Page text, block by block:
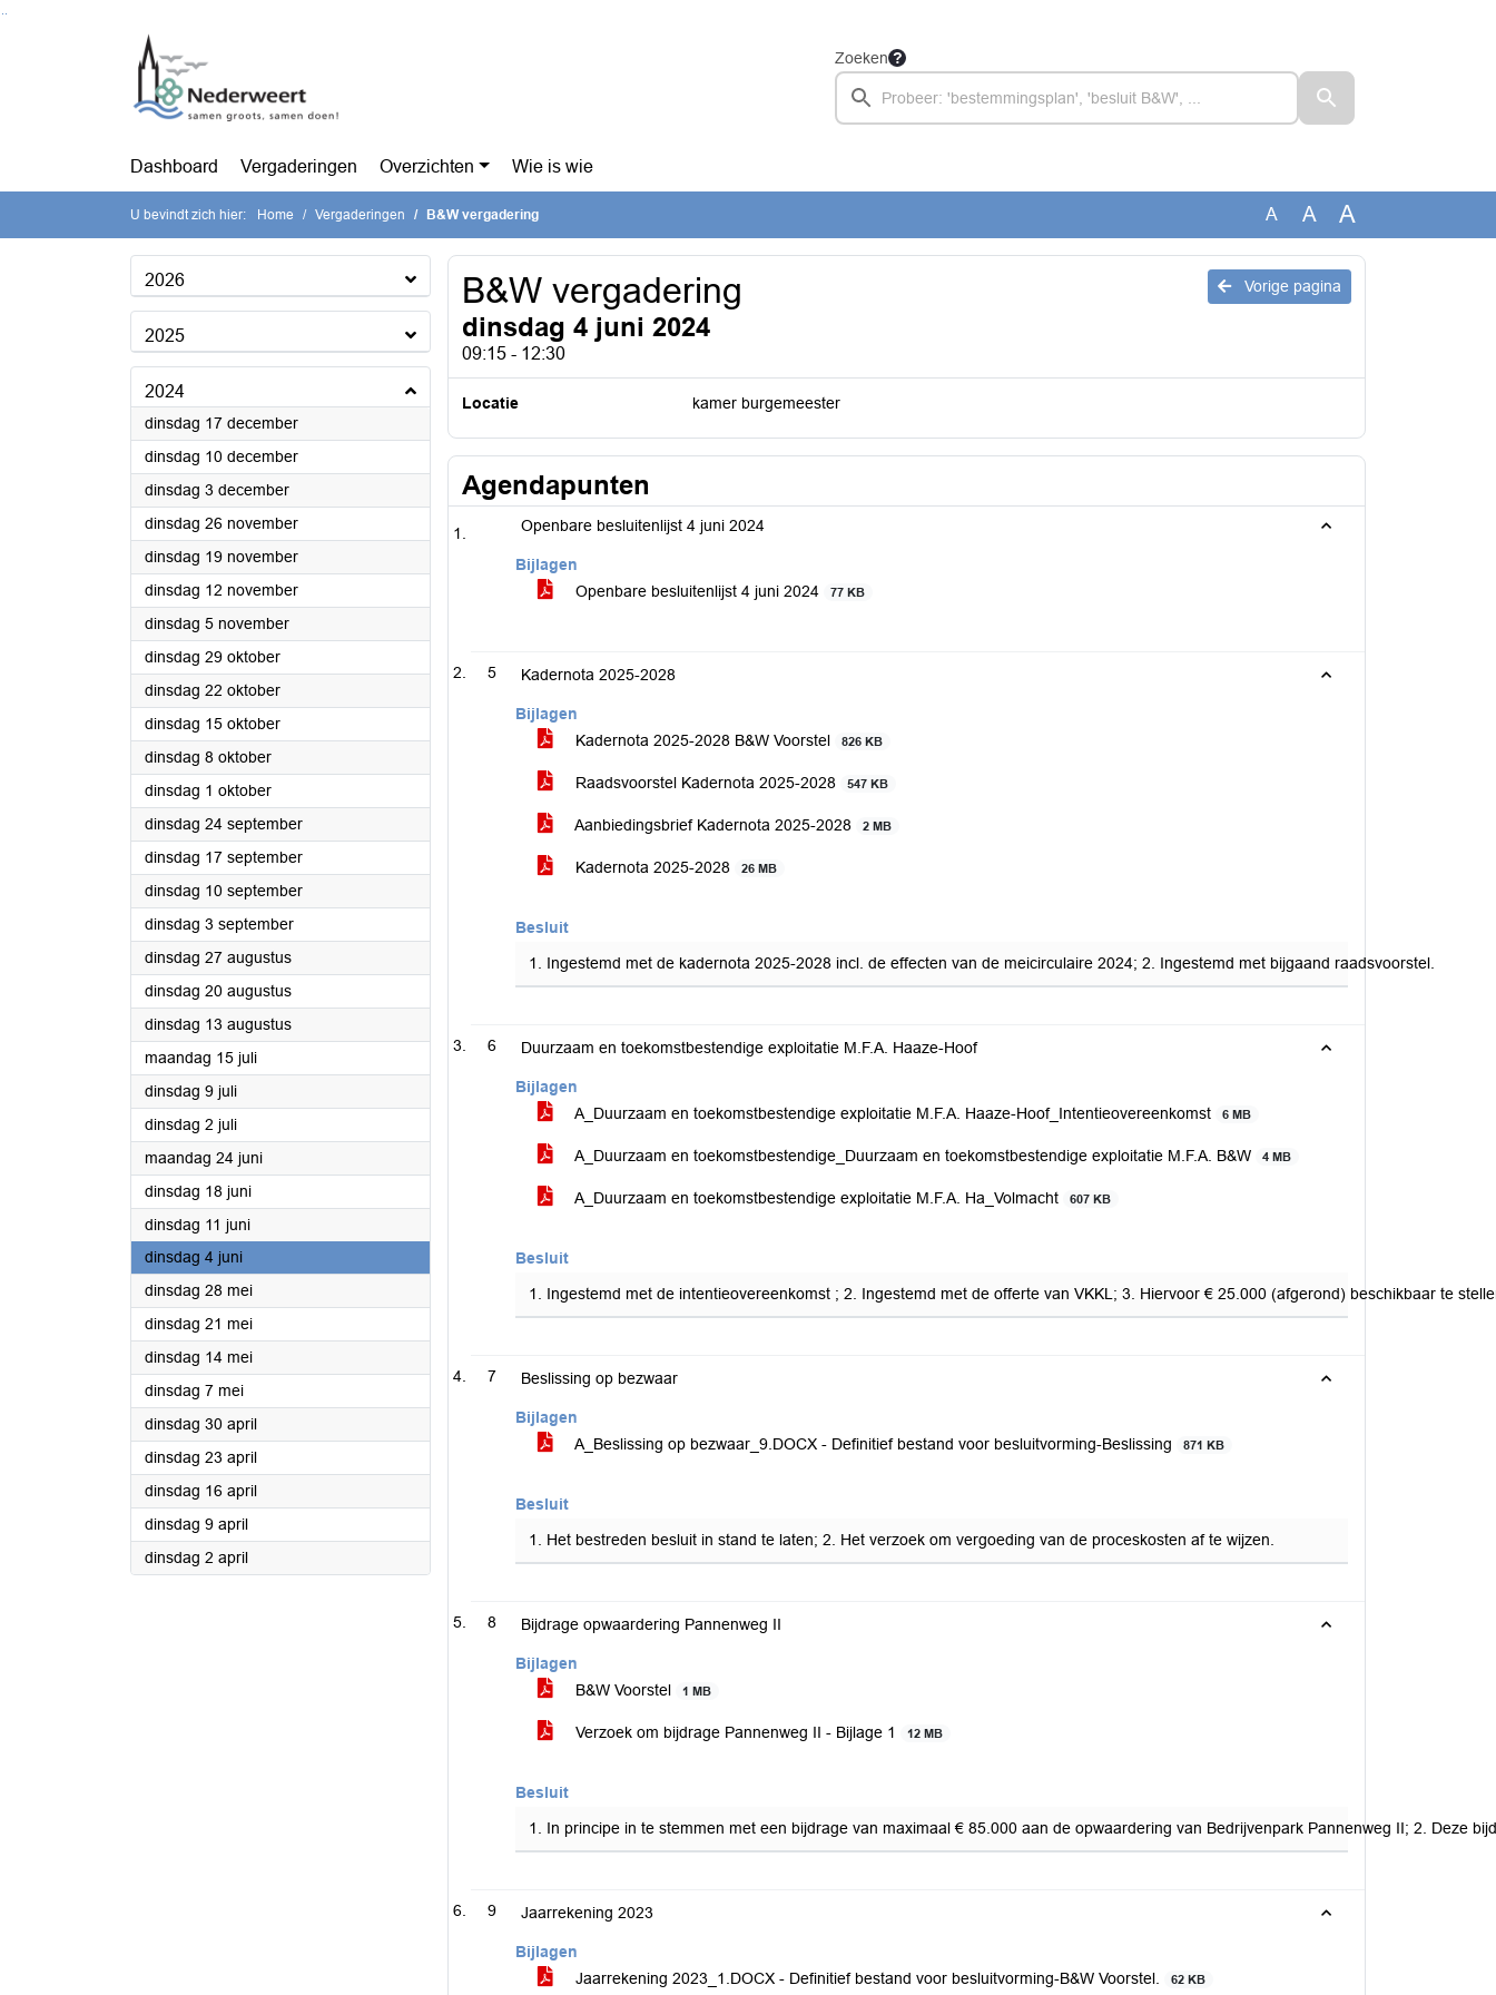
Zoeken
Dashboard Vergaderingen Overzichten Wie is wie
U bevindt zich hier: Home Vergaderingen B&W vergadering A A A
2026
2025
2024
dinsdag 17 december2024
dinsdag 10 december2024
dinsdag 3 december2024
dinsdag 26 november2024
dinsdag 19 november2024
dinsdag 12 november2024
dinsdag 5 november2024
dinsdag 29 oktober2024
dinsdag 22 oktober2024
dinsdag 15 oktober2024
dinsdag 8 oktober2024
dinsdag 1 oktober2024
dinsdag 24 september2024
dinsdag 17 september2024
dinsdag 10 september2024
dinsdag 3 september2024
dinsdag 27 augustus2024
dinsdag 20 augustus2024
dinsdag 13 augustus2024
maandag 15 juli2024
dinsdag 9 juli2024
dinsdag 2 juli2024
maandag 24 juni2024
dinsdag 18 juni2024
dinsdag 11 juni2024
dinsdag 4 juni2024
dinsdag 28 mei2024
dinsdag 21 mei2024
dinsdag 14 mei2024
dinsdag 7 mei2024
dinsdag 30 april2024
dinsdag 23 april2024
dinsdag 16 april2024
dinsdag 9 april2024
dinsdag 2 april2024
Vorige pagina
B&W vergadering
dinsdag 4 juni 2024
09:15 - 12:30
Locatie kamer burgemeester
Agendapunten
Openbare besluitenlijst 4 juni 2024
Bijlagen
Openbare besluitenlijst 4 juni 2024
77 KB
5 Kadernota 2025-2028
Bijlagen
Kadernota 2025-2028 B&W Voorstel
826 KB
Raadsvoorstel Kadernota 2025-2028 547 KB
Aanbiedingsbrief Kadernota 2025-2028 2 MB
Kadernota 2025-2028 26 MB
Besluit
1. Ingestemd met de kadernota 2025-2028 incl. de effecten van de meicirculaire 2024; 2. Ingestemd met bijgaand raadsvoorstel.
6 Duurzaam en toekomstbestendige exploitatie M.F.A. Haaze-Hoof
Bijlagen
A_Duurzaam en toekomstbestendige exploitatie M.F.A. Haaze-Hoof_Intentieovereenkomst
6 MB
A_Duurzaam en toekomstbestendige_Duurzaam en toekomstbestendige exploitatie M.F.A. B&W 4 MB
A_Duurzaam en toekomstbestendige exploitatie M.F.A. Ha_Volmacht 607 KB
Besluit
1. Ingestemd met de intentieovereenkomst ; 2. Ingestemd met de offerte van VKKL; 3. Hiervoor € 25.000 (afgerond) beschikbaar te
7 Beslissing op bezwaar
Bijlagen
A_Beslissing op bezwaar_9.DOCX - Definitief bestand voor besluitvorming-Beslissing
871 KB
Besluit
1. Het bestreden besluit in stand te laten; 2. Het verzoek om vergoeding van de proceskosten af te wijzen.
8 Bijdrage opwaardering Pannenweg II
Bijlagen
B&W Voorstel
1 MB
Verzoek om bijdrage Pannenweg II - Bijlage 1 12 MB
Besluit
1. In principe in te stemmen met een bijdrage van maximaal € 85.000 aan de opwaardering van Bedrijvenpark Pannenweg II; 2. Deze
9 Jaarrekening 2023
Bijlagen
Jaarrekening 2023_1.DOCX - Definitief bestand voor besluitvorming-B&W Voorstel.
62 KB